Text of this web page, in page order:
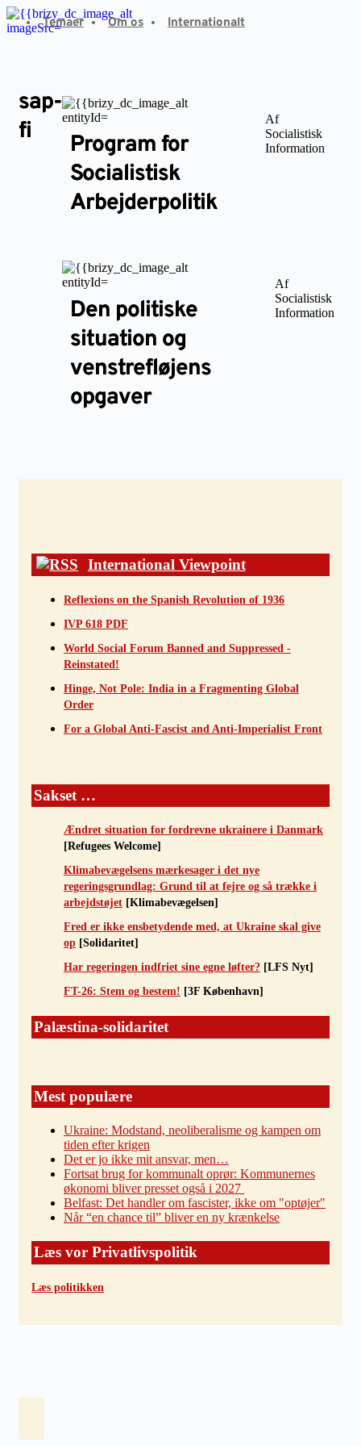
Fortsæt
til
Temaer Om os Internationalt
sap-
fi
Program for
Socialistisk
Arbejderpolitik
Af
Socialistisk
Information
Den politiske
situation og
venstrefløjens
opgaver
Af
Socialistisk
Information
International Viewpoint
Reflexions on the Spanish Revolution of 1936
IVP 618 PDF
World Social Forum Banned and Suppressed -
Reinstated!
Hinge, Not Pole: India in a Fragmenting Global
Order
For a Global Anti-Fascist and Anti-Imperialist Front
Sakset …
Ændret situation for fordrevne ukrainere i Danmark
[Refugees Welcome]
Klimabevægelsens mærkesager i det nye
regeringsgrundlag: Grund til at fejre og så trække i
arbejdstøjet [Klimabevægelsen]
Fred er ikke ensbetydende med, at Ukraine skal give
op [Solidaritet]
Har regeringen indfriet sine egne løfter? [LFS Nyt]
FT-26: Stem og bestem! [3F København]
Palæstina-solidaritet
Mest populære
Ukraine: Modstand, neoliberalisme og kampen om
tiden efter krigen
Det er jo ikke mit ansvar, men…
Fortsat brug for kommunalt oprør: Kommunernes
økonomi bliver presset også i 2027
Belfast: Det handler om fascister, ikke om "optøjer"
Når “en chance til” bliver en ny krænkelse
Læs vor Privatlivspolitik
Læs politikken